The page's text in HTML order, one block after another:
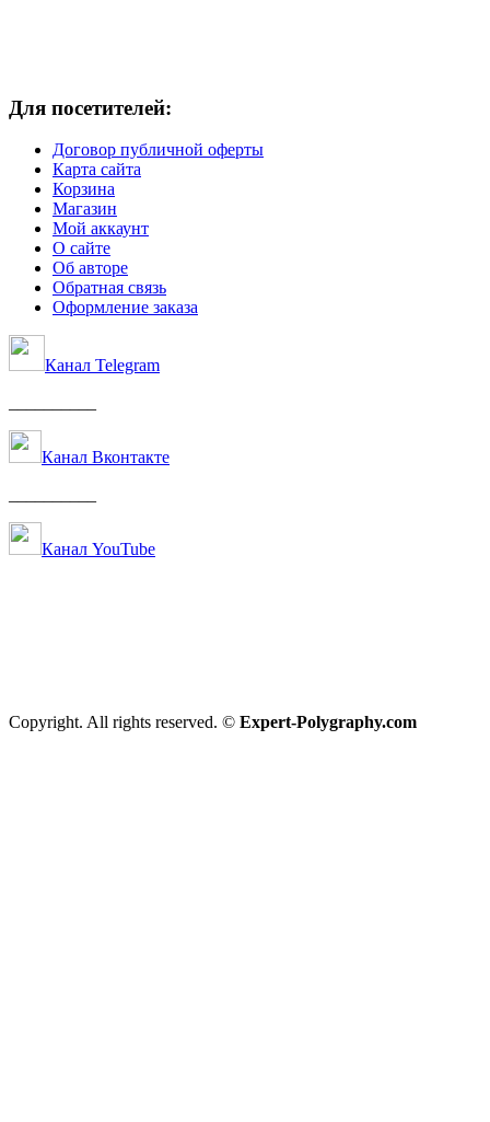
Для посетителей:
Договор публичной оферты
Карта сайта
Корзина
Магазин
Мой аккаунт
О сайте
Об авторе
Обратная связь
Оформление заказа
Канал Telegram
Канал Вконтакте
Канал YouTube
Copyright. All rights reserved. © Expert-Polygraphy.com